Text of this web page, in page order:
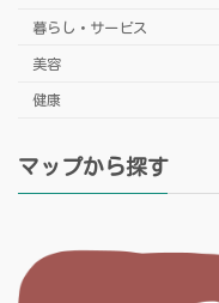
暮らし・サービス
美容
健康
マップから探す